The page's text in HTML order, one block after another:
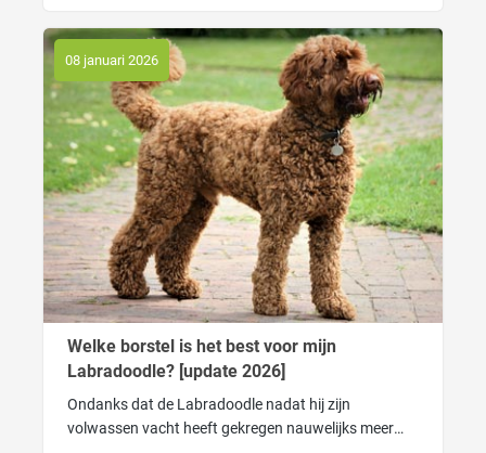
08 januari 2026
Welke borstel is het best voor mijn
Labradoodle? [update 2026]
Ondanks dat de Labradoodle nadat hij zijn
volwassen vacht heeft gekregen nauwelijks meer